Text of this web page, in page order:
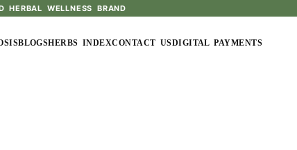
HERBAL WELLNESS BRAND
BLOGSHERBS INDEXCONTACT USDIGITAL PAYMENTS